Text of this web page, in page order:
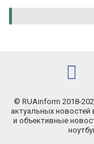
© RUAinform 2018-
актуальных
и объективные